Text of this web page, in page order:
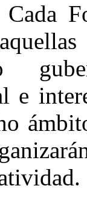
Cada
e